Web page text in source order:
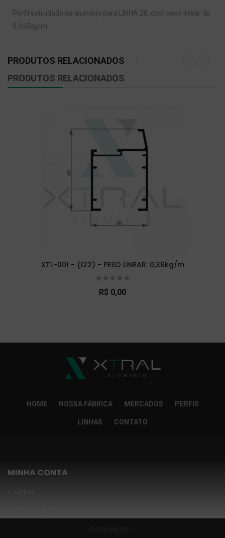
Perfil extrudado de alumínio para LINHA 28, com peso linear de
0,465kg/m.
PRODUTOS RELACIONADOS
PRODUTOS RELACIONADOS
XTL-001 - (122) - PESO LINEAR: 0,36kg/m
R$ 0,00
HOME NOSSA FÁBRICA MERCADOS PERFIS
LINHAS CONTATO
MINHA CONTA